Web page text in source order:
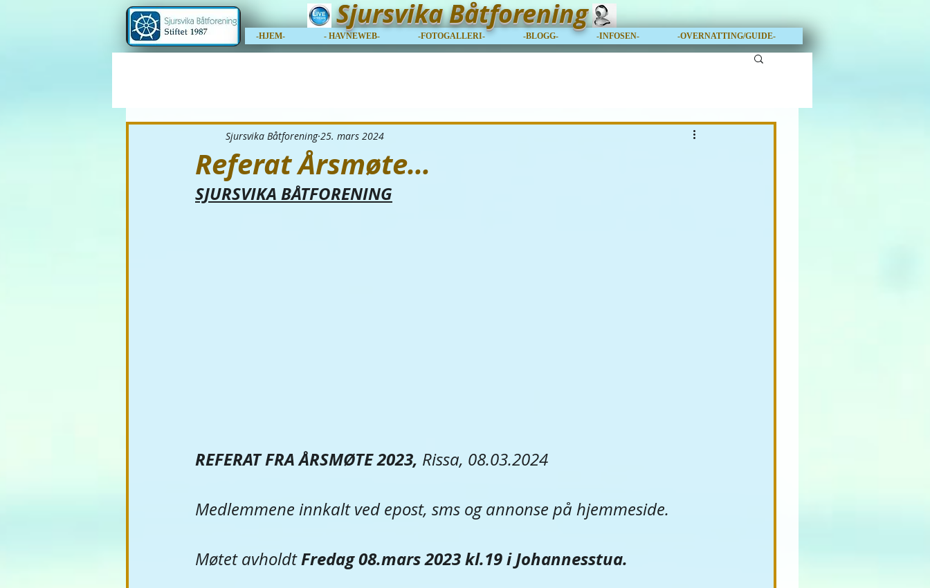
-HJEM- - HAVNEWEB- -FOTOGALLERI- -BLOGG- -INFOSEN- -OVERNATTING/GUIDE-
Referat Årsmøte…
Sjursvika Båtforening 25. mars 2024
SJURSVIKA BÅTFORENING
REFERAT FRA ÅRSMØTE 2023, Rissa, 08.03.2024
Medlemmene innkalt ved epost, sms og annonse på hjemmeside.
​Møtet avholdt Fredag 08.mars 2023 kl.19 i Johannesstua.
Sjursvika Båtforening